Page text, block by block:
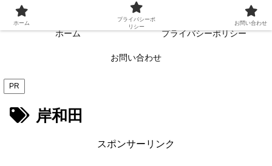
常に読者目線・読者ファーストを目指す!!
ホーム プライバシーポリシー
お問い合わせ
PR
岸和田
スポンサーリンク
ホーム
プライバシーポ
リシー
お問い合わせ